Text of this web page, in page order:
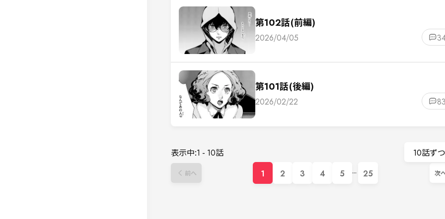
第102話(前編)
2026/04/05
第101話(後編)
2026/02/22 83
表示中:1 - 10話 10話ず
前へ 1 2 3 4 5 25 次